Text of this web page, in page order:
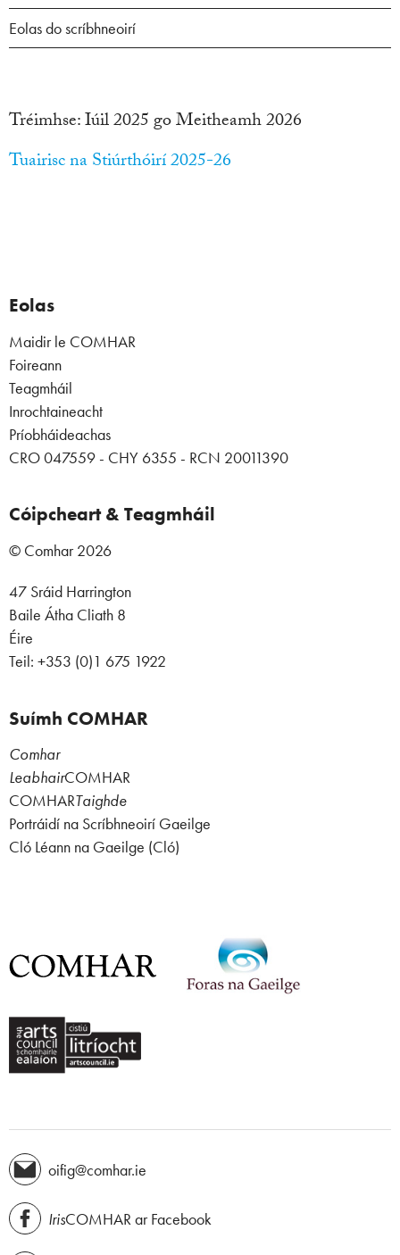
Eolas do scríbhneoirí
Tréimhse: Iúil 2025 go Meitheamh 2026
Tuairisc na Stiúrthóirí 2025-26
Eolas
Maidir le COMHAR
Foireann
Teagmháil
Inrochtaineacht
Príobháideachas
CRO 047559 - CHY 6355 - RCN 20011390
Cóipcheart & Teagmháil
© Comhar 2026
47 Sráid Harrington
Baile Átha Cliath 8
Éire
Teil: +353 (0)1 675 1922
Suímh COMHAR
Comhar
LeabhairCOMHAR
COMHARTaighde
Portráidí na Scríbhneoirí Gaeilge
Cló Léann na Gaeilge (Cló)
oifig@comhar.ie
IrisCOMHAR ar Facebook